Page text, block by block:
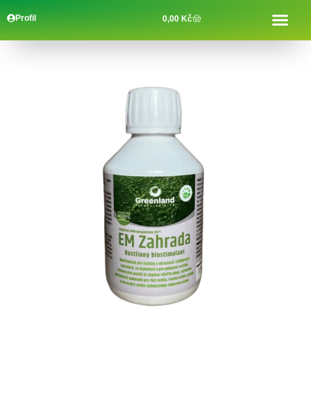
0,00 Kč
Profil